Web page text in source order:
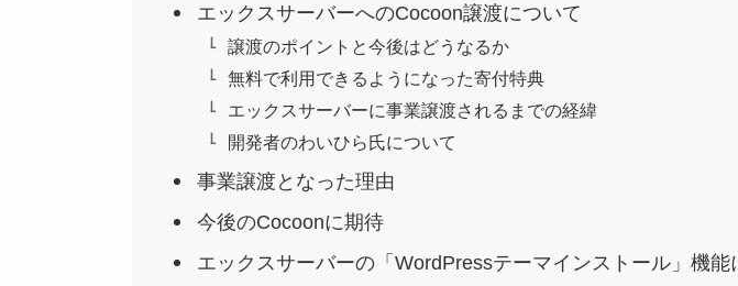
エックスサーバーへのCocoon譲渡について
譲渡のポイントと今後はどうなるか
無料で利用できるようになった寄付特典
エックスサーバーに事業譲渡されるまでの経緯
開発者のわいひら氏について
事業譲渡となった理由
今後のCocoonに期待
エックスサーバーの「WordPressテーマインストール」機能